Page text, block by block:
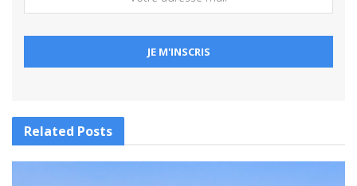
Related Posts